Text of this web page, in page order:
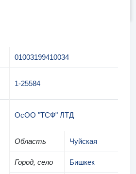
01003199410034
1-25584
ОсОО "ТСФ" ЛТД
Область Чуйская
Город, село Бишкек